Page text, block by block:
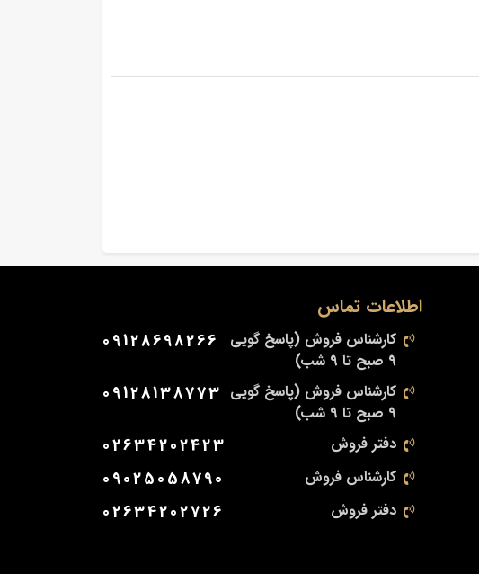
اطلاعات تماس
کارشناس فروش (پاسخ گویی
9 صبح تا 9 شب)
09128698266
کارشناس فروش (پاسخ گویی
9 صبح تا 9 شب)
09128138773
دفتر فروش 02634202423
کارشناس فروش 09025058790
دفتر فروش 02634202726